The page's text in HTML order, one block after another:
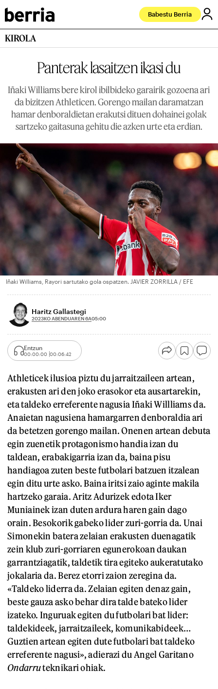
Babestu Berria
KIROLA
Panterak lasaitzen ikasi du
Iñaki Williams bere kirol ibilbideko garairik gozoena ari
da bizitzen Athleticen. Gorengo mailan daramatzan
hamar denboraldietan erakutsi dituen dohainei golak
sartzeko gaitasuna gehitu die azken urte eta erdian.
Iñaki Williams, Rayori sartutako gola ospatzen. JAVIER ZORRILLA / EFE
Haritz Gallastegi
2023KO ABENDUAREN 6A05:00
Entzun
00:00:00 00:06:42
Athleticek ilusioa piztu du jarraitzaileen artean,
erakusten ari den joko erasokor eta ausartarekin,
eta taldeko erreferente nagusia Iñaki Willliams da.
Anaietan nagusiena hamargarren denboraldia ari
da betetzen gorengo mailan. Onenen artean debuta
egin zuenetik protagonismo handia izan du
taldean, erabakigarria izan da, baina pisu
handiagoa zuten beste futbolari batzuen itzalean
egin ditu urte asko. Baina iritsi zaio aginte makila
hartzeko garaia. Aritz Adurizek edota Iker
Muniainek izan duten ardura haren gain dago
orain. Besokorik gabeko lider zuri-gorria da. Unai
Simonekin batera zelaian erakusten duenagatik
zein klub zuri-gorriaren egunerokoan daukan
garrantziagatik, taldetik tira egiteko aukeratutako
jokalaria da. Berez etorri zaion zeregina da.
«Taldeko liderra da. Zelaian egiten denaz gain,
beste gauza asko behar dira talde bateko lider
izateko. Inguruak egiten du futbolari bat lider:
taldekideek, jarraitzaileek, komunikabideek…
Guztien artean egiten dute futbolari bat taldeko
erreferente nagusi», adierazi du Angel Garitano
Ondarruteknikari ohiak.